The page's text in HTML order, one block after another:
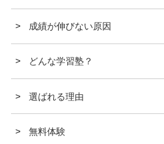
成績が伸びない原因
どんな学習塾？
選ばれる理由
無料体験